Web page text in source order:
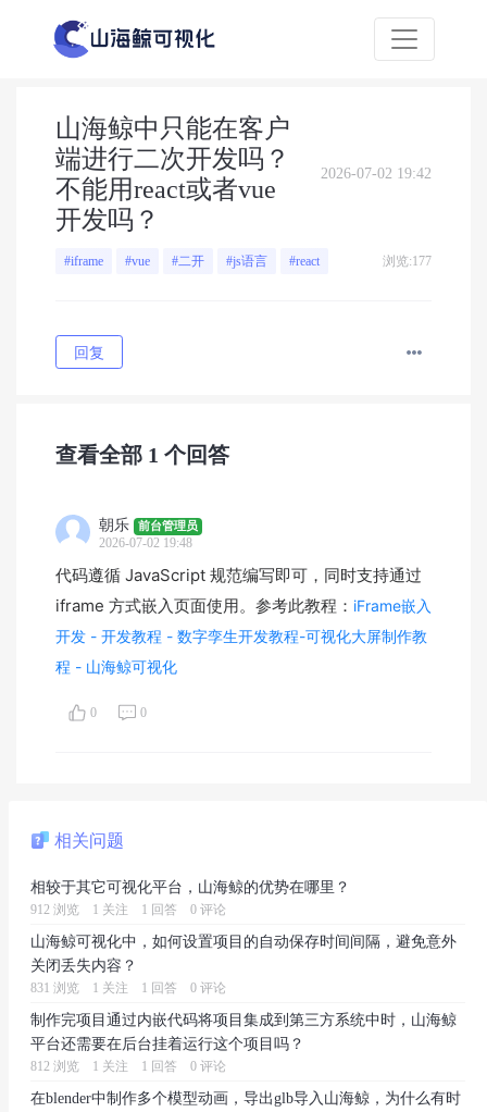
山海鲸中只能在客户
端进行二次开发吗？
不能用react或者vue
开发吗？
2026-07-02 19:42
#iframe #vue #二开 #js语言 #react 浏览:177
回复
查看全部 1 个回答
朝乐 前台管理员
2026-07-02 19:48
代码遵循 JavaScript 规范编写即可，同时支持通过
iframe 方式嵌入页面使用。参考此教程： iFrame嵌入
开发 - 开发教程 - 数字孪生开发教程-可视化大屏制作教
程 - 山海鲸可视化
0 0
相关问题
相较于其它可视化平台，山海鲸的优势在哪里？
912 浏览 1 关注 1 回答 0 评论
山海鲸可视化中，如何设置项目的自动保存时间间隔，避免意外
关闭丢失内容？
831 浏览 1 关注 1 回答 0 评论
制作完项目通过内嵌代码将项目集成到第三方系统中时，山海鲸
平台还需要在后台挂着运行这个项目吗？
812 浏览 1 关注 1 回答 0 评论
在blender中制作多个模型动画，导出glb导入山海鲸，为什么有时